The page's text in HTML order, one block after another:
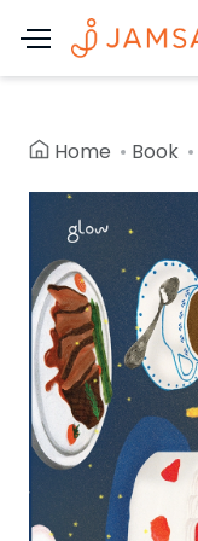
Home Book